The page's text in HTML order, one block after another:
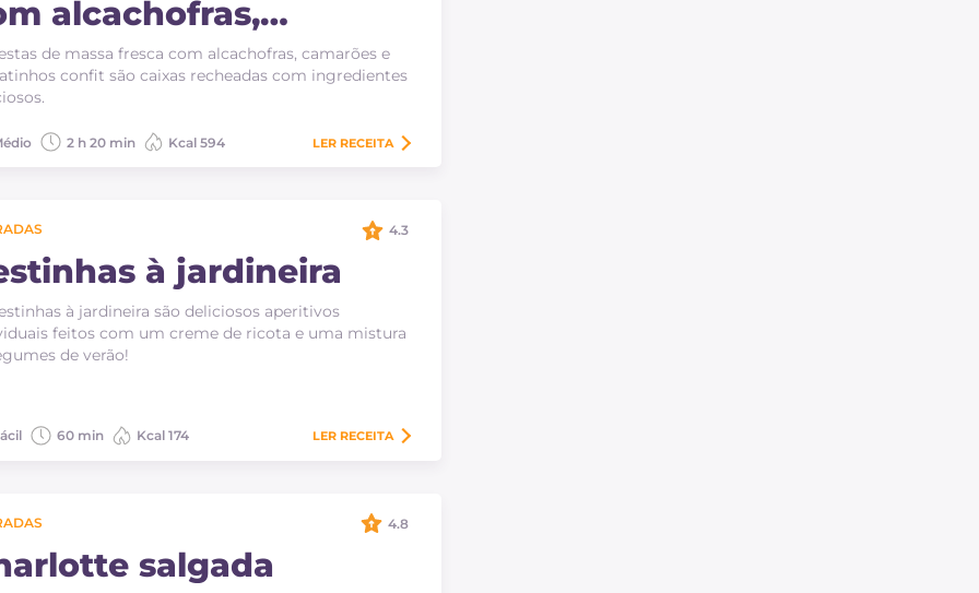
alcachofras,
e tomatinhos
de massa fresca com alcachofras, camarões e
confit são caixas recheadas com ingredientes
2 h 20 min Kcal 594 LER RECEITA
à jardineira
à jardineira são deliciosos aperitivos
feitos com um creme de ricota e uma mistura
de verão!
4.3
60 min Kcal 174 LER RECEITA
salgada
4.8